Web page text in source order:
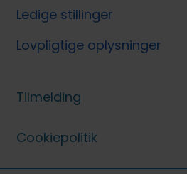
Ledige stillinger
Lovpligtige oplysninger
Tilmelding
Cookiepolitik